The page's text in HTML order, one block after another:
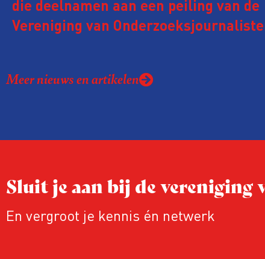
die deelnamen aan een peiling van de
Vereniging van
rond het eigen werk. Dat kost
Meer nieuws en artikelen
Sluit je aan bij de
En vergroot je kennis én netwerk